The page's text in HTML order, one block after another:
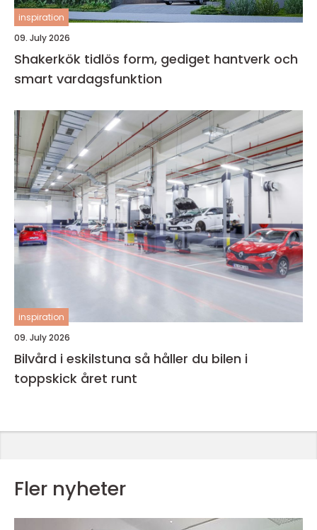
inspiration
09. July 2026
Shakerkök tidlös form, gediget hantverk och
smart vardagsfunktion
inspiration
09. July 2026
Bilvård i eskilstuna så håller du bilen i
toppskick året runt
Fler nyheter